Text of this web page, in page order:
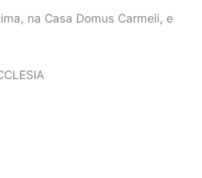
na Casa Domus Carmeli, e